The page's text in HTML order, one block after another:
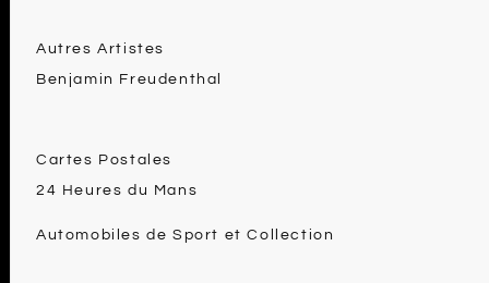
Autres Artistes
Benjamin Freudenthal
Cartes Postales
24 Heures du Mans
Automobiles de Sport et Collection